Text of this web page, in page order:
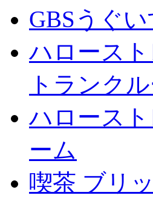
GBSうぐ
ハロース
トランク
ハロース
ーム
喫茶 ブリ